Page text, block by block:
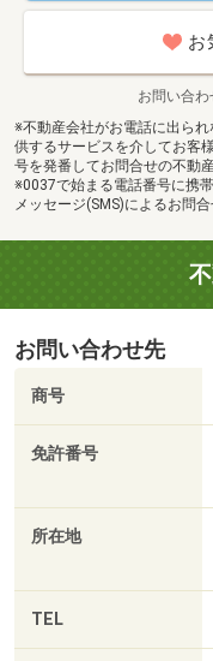
お
お問い合わ
※不動産会社がお電話に出ら
供するサービスを介してお客
号を発番してお問合せの不動
※0037で始まる電話番号に携
メッセージ(SMS)によるお問
お問い合わせ先
商号
免許番号
所在地
TEL